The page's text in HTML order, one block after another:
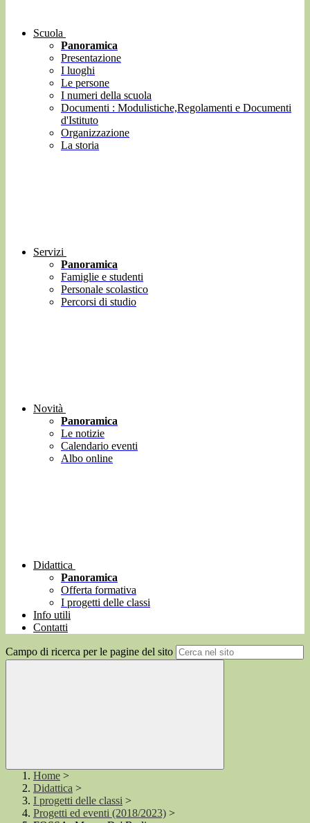
Scuola
Panoramica
Presentazione
I luoghi
Le persone
I numeri della scuola
Documenti : Modulistiche,Regolamenti e Documenti
d'Istituto
Organizzazione
La storia
Servizi
Panoramica
Famiglie e studenti
Personale scolastico
Percorsi di studio
Novità
Panoramica
Le notizie
Calendario eventi
Albo online
Didattica
Panoramica
Offerta formativa
I progetti delle classi
Info utili
Contatti
Campo di ricerca per le pagine del sito
Home >
Didattica >
I progetti delle classi >
Progetti ed eventi (2018/2023) >